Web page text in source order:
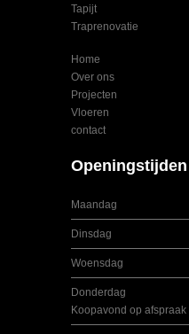
Tapijt
Traprenovatie
Home
Over ons
Projecten
Vloeren
contact
Openingstijden
Maandag
Dinsdag
Woensdag
Donderdag
Koopavond op afspraak